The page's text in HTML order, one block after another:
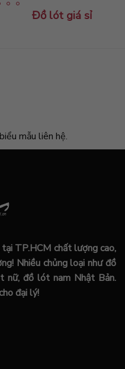
Đồ lót giá sỉ
mẫu liên hệ.
TP.HCM chất lượng cao,
Nhiều chủng loại như đồ
đồ lót nam Nhật Bản.
đại lý!